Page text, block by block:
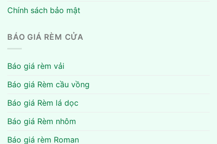
Chính sách bảo mật
BÁO GIÁ RÈM CỬA
Báo giá rèm vải
Báo giá Rèm cầu vồng
Báo giá Rèm lá dọc
Báo giá Rèm nhôm
Báo giá rèm Roman